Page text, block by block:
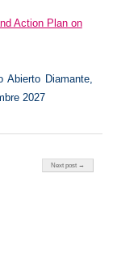
Action Plan on
Abierto Diamante,
2027
Next post →